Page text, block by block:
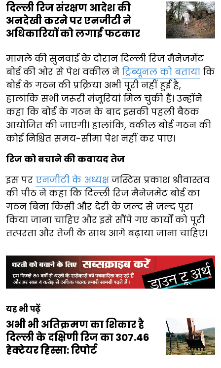
दिल्ली रिज संरक्षण आदेश की
अनदेखी करने पर एनजीटी ने
अधिकारियों को लगाई फटकार
मामले की सुनवाई के दौरान दिल्ली रिज मैनेजमेंट
बोर्ड की ओर से पेश वकील ने ट्रिब्यूनल को बताया कि
बोर्ड के गठन की प्रक्रिया अभी पूरी नहीं हुई है,
हालांकि सभी जरूरी मंजूरियां मिल चुकी हैं। उन्होंने
कहा कि बोर्ड के गठन के बाद इसकी पहली बैठक
आयोजित की जाएगी। हालांकि, वकील बोर्ड गठन की
कोई निश्चित समय-सीमा पेश नहीं कर पाए।
रिज को बचाने की कवायद तेज
इस पर एनजीटी के अध्यक्षजस्टिस प्रकाश श्रीवास्तव
की पीठ ने कहा कि दिल्ली रिज मैनेजमेंट बोर्ड का
गठन बिना किसी और देरी के जल्द से जल्द पूरा
किया जाना चाहिए और इसे सौंपे गए कार्यों को पूरी
तत्परता और तेजी के साथ आगे बढ़ाया जाना चाहिए।
यह भी पढ़ें
अभी भी अतिक्रमण का शिकार है
दिल्ली के दक्षिणी रिज का 307.46
हेक्टेयर हिस्सा: रिपोर्ट